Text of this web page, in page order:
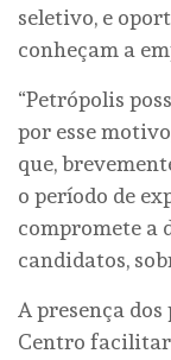
seletivo, e
conheçam a
“Petrópolis
por esse
que,
o período de
compromete a
candidatos,
A presença
Centro